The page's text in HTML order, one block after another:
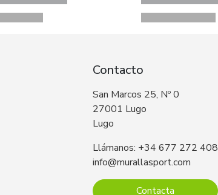
Contacto
San Marcos 25, Nº 0
27001 Lugo
Lugo
Llámanos: +34 677 272 408
info@murallasport.com
Contacta